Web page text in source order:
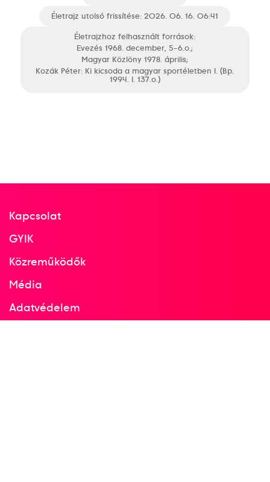
Életrajz utolsó frissítése: 2026. 06. 16. 06:41
Életrajzhoz felhasznált források:
Evezés 1968. december, 5-6.o.;
Magyar Közlöny 1978. április;
Kozák Péter: Ki kicsoda a magyar sportéletben I. (Bp.
1994. I. 137.o.)
Kapcsolat
GYIK
Közreműködők
Média
Adatvédelem